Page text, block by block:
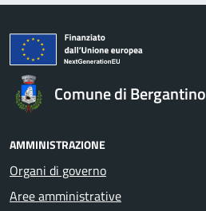
Comune di Bergantino
AMMINISTRAZIONE
Organi di governo
Aree amministrative